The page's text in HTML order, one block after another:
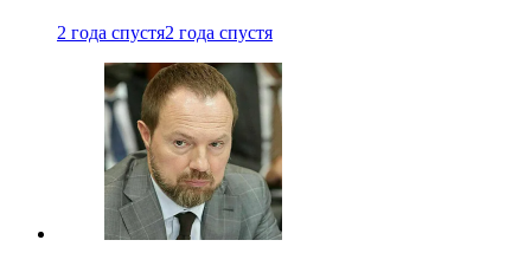
2 года спустя2 года спустя